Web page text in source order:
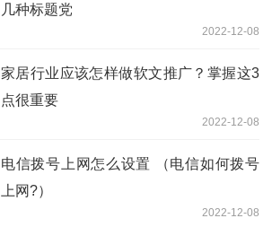
几种标题党
2022-12-08
家居行业应该怎样做软文推广？掌握这3
点很重要
2022-12-08
电信拨号上网怎么设置 （电信如何拨号
上网?）
2022-12-08